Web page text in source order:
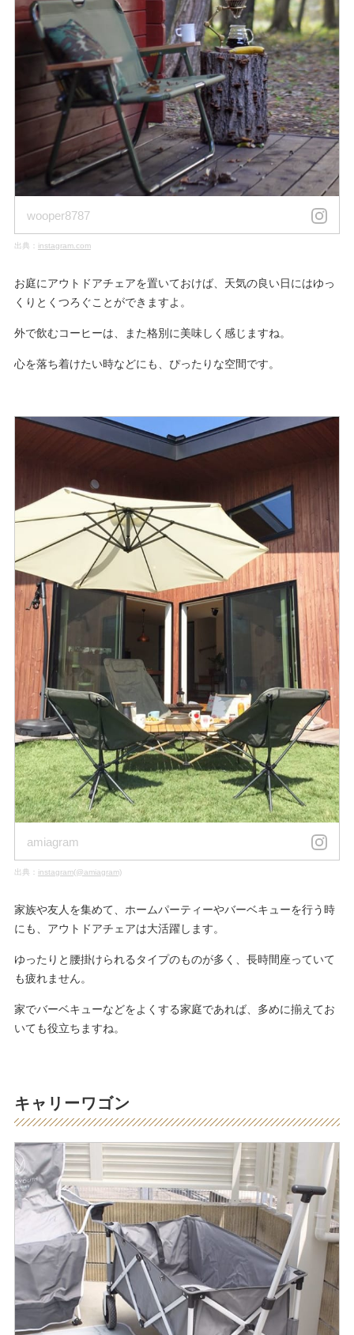
wooper8787
出典： instagram.com
お庭にアウトドアチェアを置いておけば、天気の良い日にはゆっ
くりとくつろぐことができますよ。
外で飲むコーヒーは、また格別に美味しく感じますね。
心を落ち着けたい時などにも、ぴったりな空間です。
amiagram
出典： instagram(@amiagram)
家族や友人を集めて、ホームパーティーやバーベキューを行う時
にも、アウトドアチェアは大活躍します。
ゆったりと腰掛けられるタイプのものが多く、長時間座っていて
も疲れません。
家でバーベキューなどをよくする家庭であれば、多めに揃えてお
いても役立ちますね。
キャリーワゴン